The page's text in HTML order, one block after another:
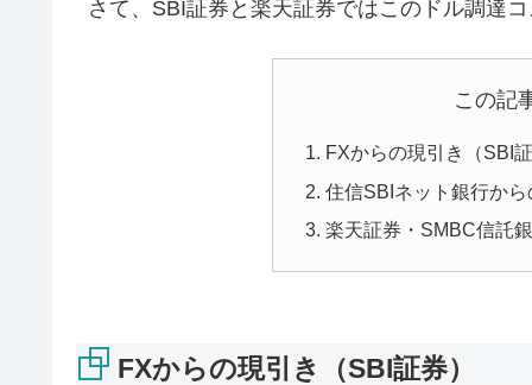
さて、SBI証券と楽天証券ではこのドル調達
この記
FXからの現引き（SBI
住信SBIネット銀行か
楽天証券・SMBC信託
FXからの現引き（SBI証券）